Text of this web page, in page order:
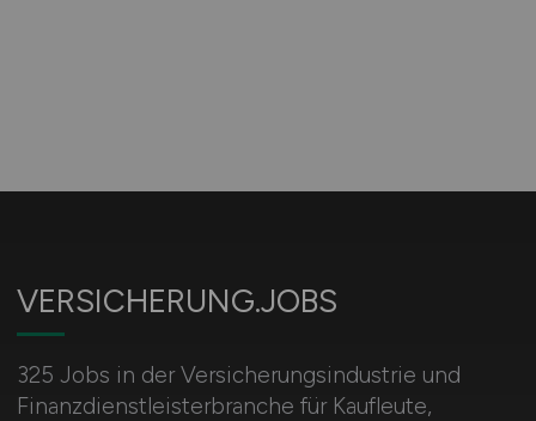
VERSICHERUNG.JOBS
325 Jobs in der Versicherungsindustrie und
Finanzdienstleisterbranche für Kaufleute,